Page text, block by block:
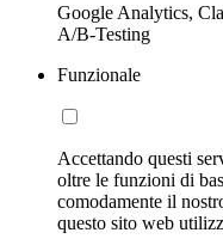
Google Analytics,
A/B-Testing
Funzionale
Accettando questi
oltre le funzioni di
comodamente il
questo sito web